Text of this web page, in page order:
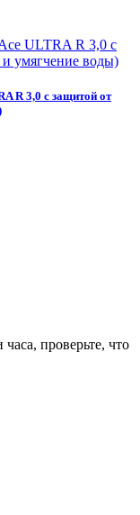
R 3,0 с защитой от
проверьте, что